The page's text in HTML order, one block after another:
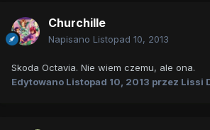
Churchille
Napisano Listopad 10, 2013
Skoda Octavia. Nie wiem czemu, ale ona.
Edytowano Listopad 10, 2013 przez Lissi